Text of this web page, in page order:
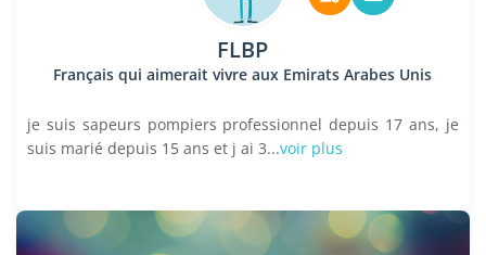
FLBP
Français qui aimerait vivre aux Emirats Arabes Unis
je suis sapeurs pompiers professionnel depuis 17 ans, je
suis marié depuis 15 ans et j ai 3...voir plus